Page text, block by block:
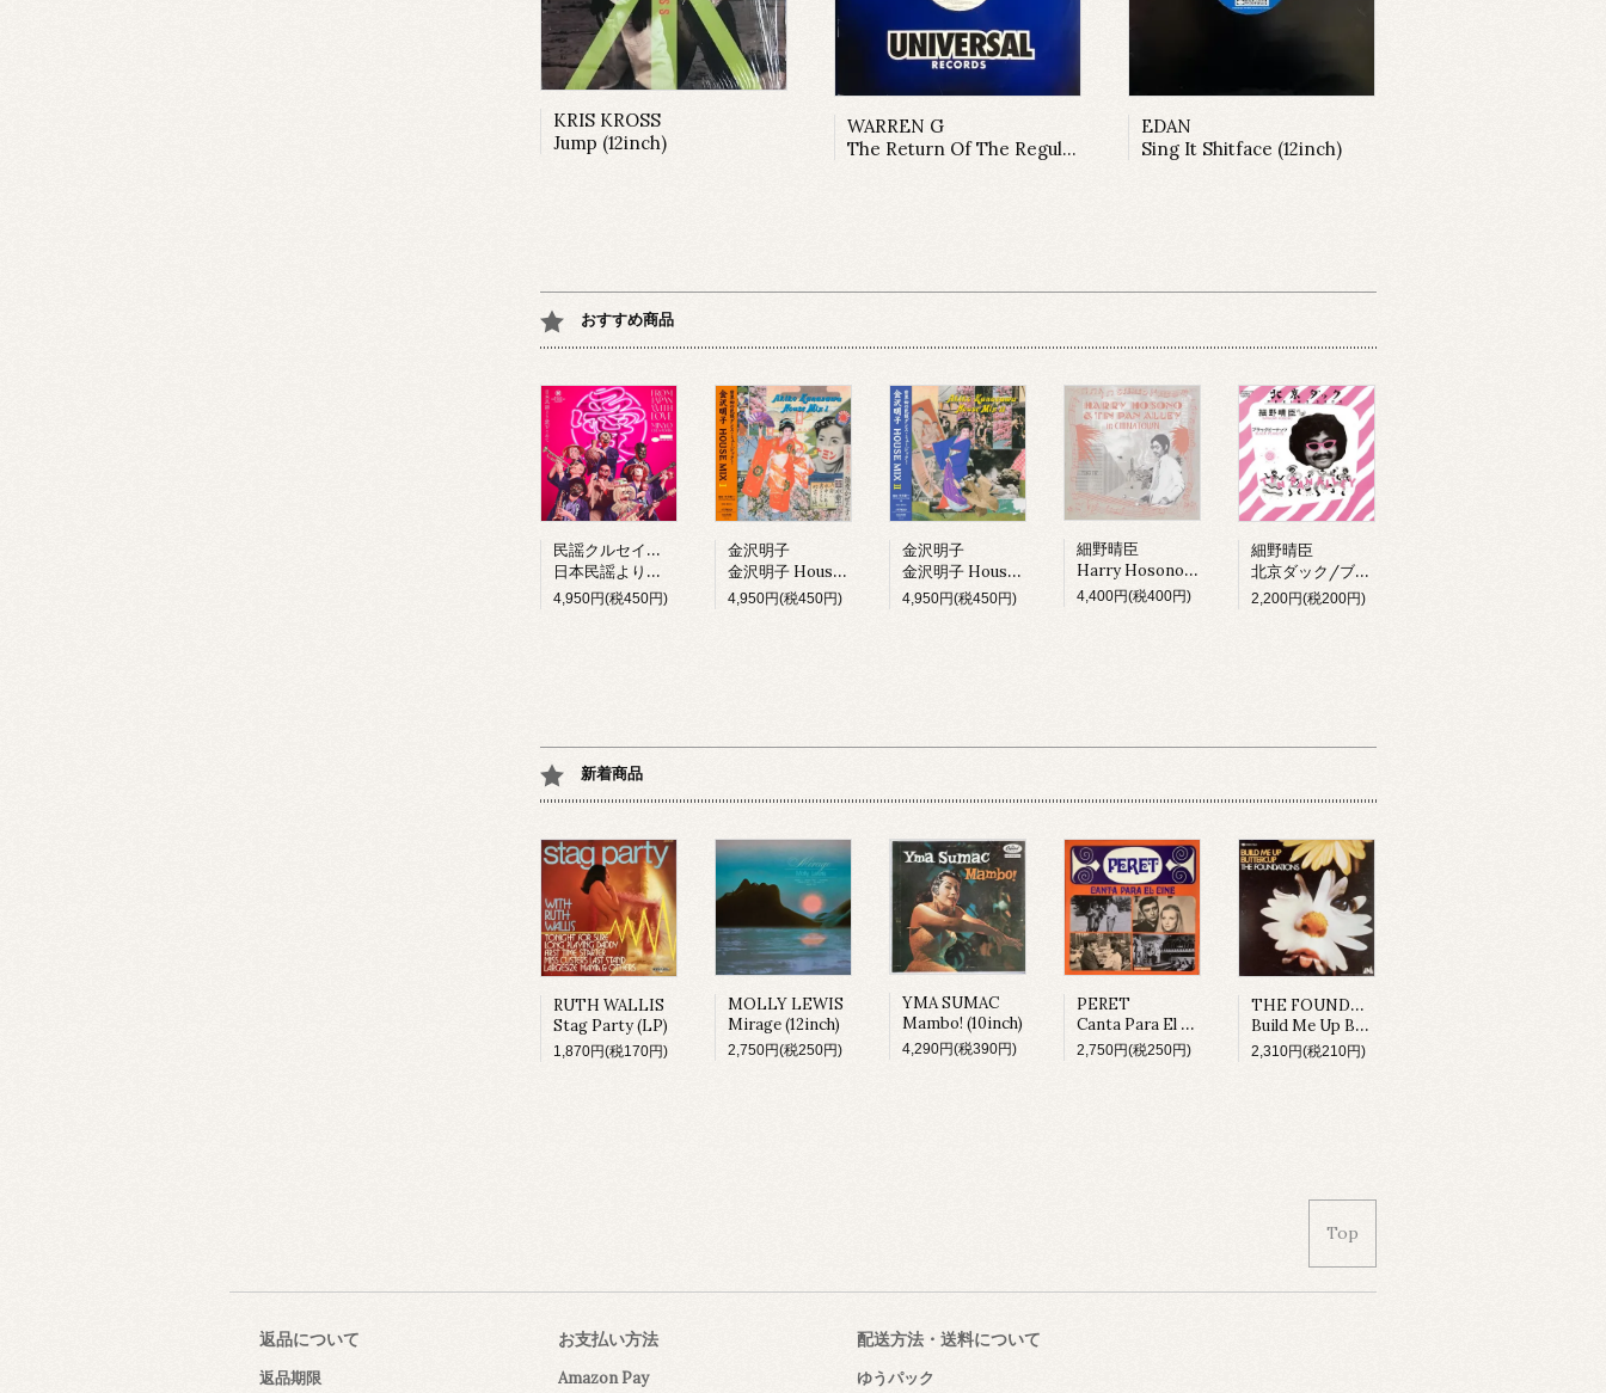
KRIS KROSS
Jump (12inch)
WARREN G
The Return Of The Regulator
EDAN
Sing It Shitface (12inch)
おすすめ商品
民謡クルセイダーズ
日本民謡より愛をこめて (LP)
4,950円(税450円)
金沢明子
金沢明子 House Mix I (LP)
4,950円(税450円)
金沢明子
金沢明子 House Mix II (LP)
4,950円(税450円)
細野晴臣
Harry Hosono & Tin Pan Alley In China Town (LP)
4,400円(税400円)
細野晴臣
北京ダック/ブラックピーナッツ
2,200円(税200円)
新着商品
RUTH WALLIS
Stag Party (LP)
1,870円(税170円)
MOLLY LEWIS
Mirage (12inch)
2,750円(税250円)
YMA SUMAC
Mambo! (10inch)
4,290円(税390円)
PERET
Canta Para El Cine (LP)
2,750円(税250円)
THE FOUNDATIONS
Build Me Up Buttercup (LP)
2,310円(税210円)
Top
返品について
返品期限
お支払い方法
Amazon Pay
配送方法・送料について
ゆうパック